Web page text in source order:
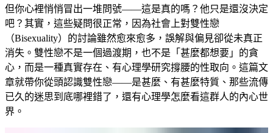
但你心裡悄悄冒出一堆問號——這是真的嗎？他只是還沒決定
吧？其實，這些疑問很正常，因為社會上對雙性戀
（Bisexuality）的討論雖然愈來愈多，誤解與偏見卻從未真正
消失。雙性戀不是一個過渡期，也不是「甚麼都想要」的貪
心，而是一種真實存在、有心理學研究撐腰的性取向。這篇文
章就帶你從頭認識雙性戀——是甚麼、有甚麼特質、那些流傳
已久的迷思到底哪裡錯了，還有心理學怎麼看這群人的內心世
界。